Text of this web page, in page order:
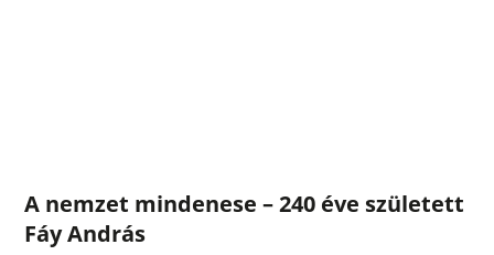
A nemzet mindenese – 240 éve született
Fáy András